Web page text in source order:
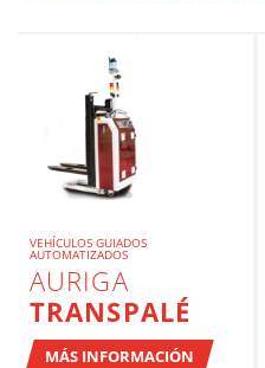
VEHÍCULOS GUIADOS
AUTOMATIZADOS
AURIGA
TRANSPALÉ
MÁS INFORMACIÓN